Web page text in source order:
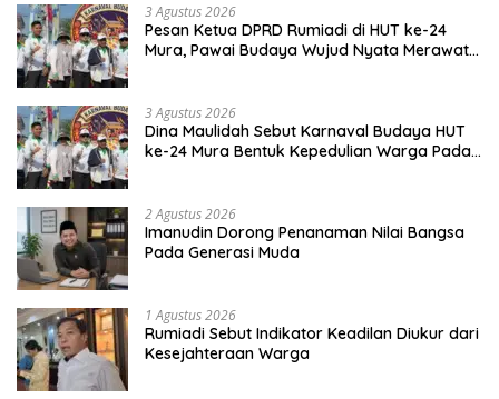
3 Agustus 2026
Pesan Ketua DPRD Rumiadi di HUT ke-24
Mura, Pawai Budaya Wujud Nyata Merawat
3 Agustus 2026
Dina Maulidah Sebut Karnaval Budaya HUT
ke-24 Mura Bentuk Kepedulian Warga Pada
2 Agustus 2026
Imanudin Dorong Penanaman Nilai Bangsa
Pada Generasi Muda
1 Agustus 2026
Rumiadi Sebut Indikator Keadilan Diukur dari
Kesejahteraan Warga